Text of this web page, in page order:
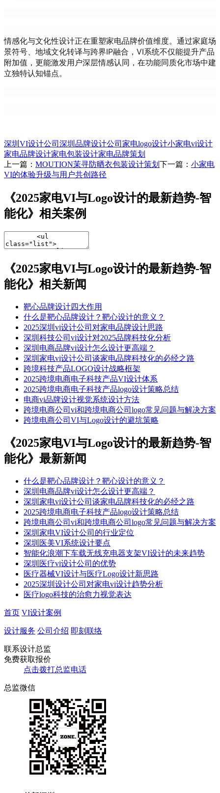
情感化与文化性设计正在重塑家电品牌价值维度。通过家庭场
景符号、地域文化转译与跨界IP融合，VI系统不仅能提升产品
附加值，更能激发用户深层情感认同，在功能同质化市场中建
立独特认知锚点。
深圳VI设计公司 深圳品牌设计公司 家电logo设计小家电vi设计
家电品牌设计家电包装设计家电品牌策划
上一篇： MOUTION茉寻防晒衣包装设计策划 下一篇： 小家电
VI的体验升级与用户共创路径
《2025家电VI与Logo设计的最新趋势-智
能化》相关案例
《2025家电VI与Logo设计的最新趋势-智
能化》相关新闻
靶心品牌设计四大作用
什么是靶心品牌设计？靶心设计的意义？
2025深圳vi设计公司对家电品牌设计思路
深圳科技公司vi设计对2025品牌科技化分析
深圳电商品牌vi设计怎么设计更高端？
深圳家电vi设计公司谈家电品牌科技化的必经之路
跨境科技产品LOGO设计战略框架​
​​2025跨境电商电子科技产品VI设计体系​
2025跨境电商电子科技产品logo设计策略总结
电商vi品牌设计视觉系统设计方法
跨境电商公司vi和跨境电商公司logo常见问题与解决方案
跨境电商公司VI与Logo设计的避坑策略
《2025家电VI与Logo设计的最新趋势-智
能化》最新新闻
什么是靶心品牌设计？靶心设计的意义？
深圳电商品牌vi设计怎么设计更高端？
深圳家电vi设计公司谈家电品牌科技化的必经之路
2025跨境电商电子科技产品logo设计策略总结
跨境电商公司vi和跨境电商公司logo常见问题与解决方案
深圳家电VI设计公司的行业定位
深圳医美VI系统设计要点
智能化浪潮下车载无线充电器支架VI设计的未来趋势​
深圳医疗vi设计公司的优势
​​医疗器械VI设计与医疗Logo设计新思路​
2025深圳设计公司对家电vi设计趋势分析
医疗logo科技的治愈力视觉表达
首页 VI设计案例
设计服务 公司介绍 即刻联络
联系设计总监
免费获取报价
点击拨打总监电话
总监微信